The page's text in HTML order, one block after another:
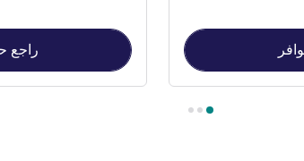
راجع